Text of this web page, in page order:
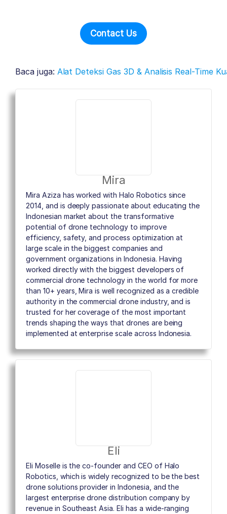
Contact Us
Baca juga: Alat Deteksi Gas 3D & Analisis Real-Time
Mira
Mira Aziza has worked with Halo Robotics since
2014, and is deeply passionate about educating the
Indonesian market about the transformative
potential of drone technology to improve
efficiency, safety, and process optimization at
large scale in the biggest companies and
government organizations in Indonesia. Having
worked directly with the biggest developers of
commercial drone technology in the world for more
than 10+ years, Mira is well recognized as a credible
authority in the commercial drone industry, and is
trusted for her coverage of the most important
trends shaping the ways that drones are being
implemented at enterprise scale across Indonesia.
Eli
Eli Moselle is the co-founder and CEO of Halo
Robotics, which is widely recognized to be the best
drone solutions provider in Indonesia, and the
largest enterprise drone distribution company by
revenue in Southeast Asia. Eli has a wide-ranging